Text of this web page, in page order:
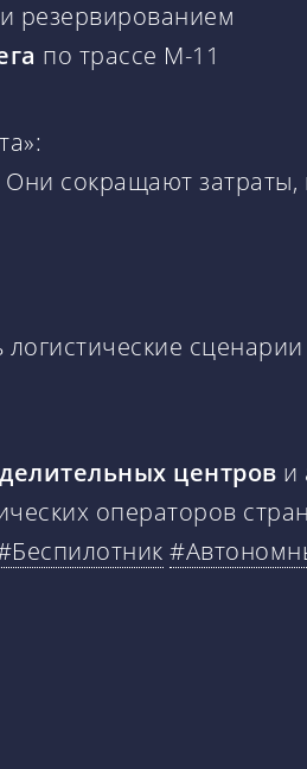
резервированием
по трассе М-11
сокращают
центров и
операторов